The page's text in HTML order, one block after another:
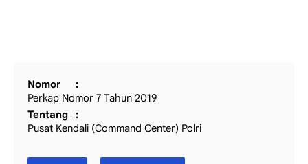
Nomor
Perkap Nomor 7 Tahun 2019
Tentang
Pusat Kendali (Command Center) Polri